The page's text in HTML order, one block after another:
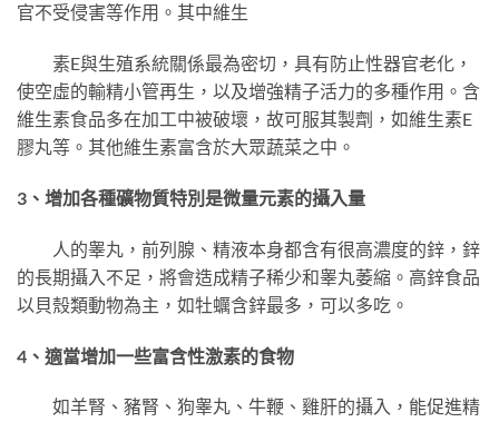
官不受侵害等作用。其中維生
素E與生殖系統關係最為密切，具有防止性器官老化，
使空虛的輸精小管再生，以及增強精子活力的多種作用。含
維生素食品多在加工中被破壞，故可服其製劑，如維生素E
膠丸等。其他維生素富含於大眾蔬菜之中。
3、增加各種礦物質特別是微量元素的攝入量
人的睾丸，前列腺、精液本身都含有很高濃度的鋅，鋅
的長期攝入不足，將會造成精子稀少和睾丸萎縮。高鋅食品
以貝殼類動物為主，如牡蠣含鋅最多，可以多吃。
4、適當增加一些富含性激素的食物
如羊腎、豬腎、狗睾丸、牛鞭、雞肝的攝入，能促進精